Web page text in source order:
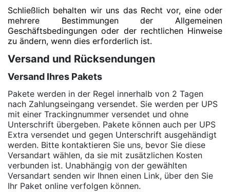
Schließlich behalten wir uns das Recht vor, eine oder
mehrere Bestimmungen der Allgemeinen
Geschäftsbedingungen oder der rechtlichen Hinweise
zu ändern, wenn dies erforderlich ist.
Versand und Rücksendungen
Versand Ihres Pakets
Pakete werden in der Regel innerhalb von 2 Tagen
nach Zahlungseingang versendet. Sie werden per UPS
mit einer Trackingnummer versendet und ohne
Unterschrift übergeben. Pakete können auch per UPS
Extra versendet und gegen Unterschrift ausgehändigt
werden. Bitte kontaktieren Sie uns, bevor Sie diese
Versandart wählen, da sie mit zusätzlichen Kosten
verbunden ist. Unabhängig von der gewählten
Versandart senden wir Ihnen einen Link, über den Sie
Ihr Paket online verfolgen können.